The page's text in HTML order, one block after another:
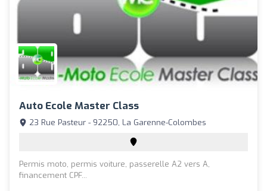
Auto Ecole Master Class
23 Rue Pasteur - 92250, La Garenne-Colombes
Permis moto, permis voiture, passerelle A2 vers A,
financement CPF...